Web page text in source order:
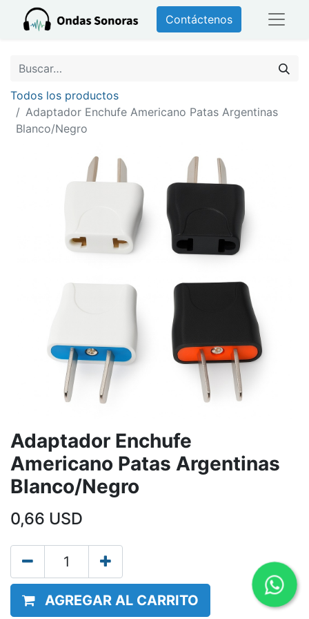
Contáctenos
Todos los productos
Adaptador Enchufe Americano Patas Argentinas
Blanco/Negro
Adaptador Enchufe
Americano Patas Argentinas
Blanco/Negro
0,66 USD
AGREGAR AL CARRITO